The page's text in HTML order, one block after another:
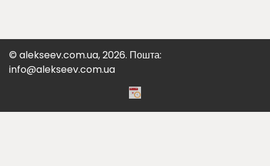
© alekseev.com.ua, 2026. Пошта:
info@alekseev.com.ua